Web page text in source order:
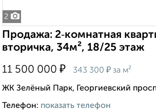
2
Продажа: 2‑комнатная
вторичка, 34м², 18/25 этаж
11 500 000 ₽ 343 300 ₽ за м²
ЖК Зелёный Парк, Георгиевский
Телефон: показать телефон